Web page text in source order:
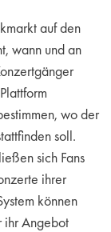
auf den
wann und an
wo der
soll.
sich Fans
ihrer
können
ihr Angebot